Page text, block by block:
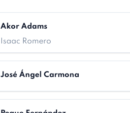
Akor Adams
Isaac Romero
José Ángel Carmona